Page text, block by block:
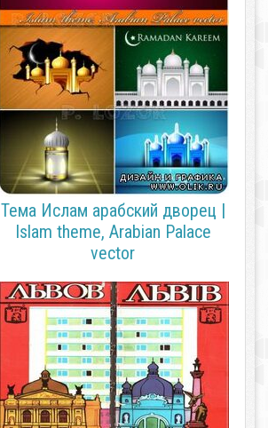
Тема Ислам арабский дворец |
Islam theme, Arabian Palace
vector